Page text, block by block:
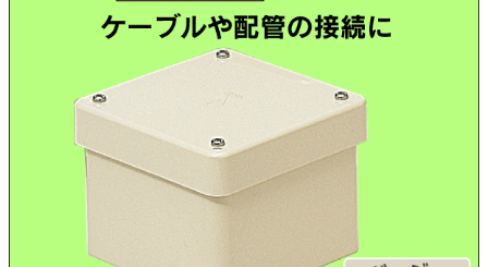
電話線／コネクタ／アダプタ
光ファイバー・融着接続機関連
LANケーブル・コネクタ・関連資材/機器
ネットワーク機器
エアコン・換気扇・空調資材
太陽光発電ケーブル・コネクタ・関連資
電源ケーブル／コネクタ／分電盤／ブレ
電話工事
電気配管工事
EV充電設備工事
照明設置工事
太陽光発電工事